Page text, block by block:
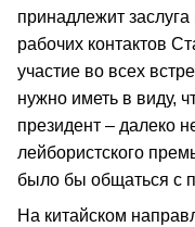
принадлежит
рабочих контактов
участие во всех
нужно иметь в виду,
президент – далеко
лейбористского
было бы общаться с
На китайском